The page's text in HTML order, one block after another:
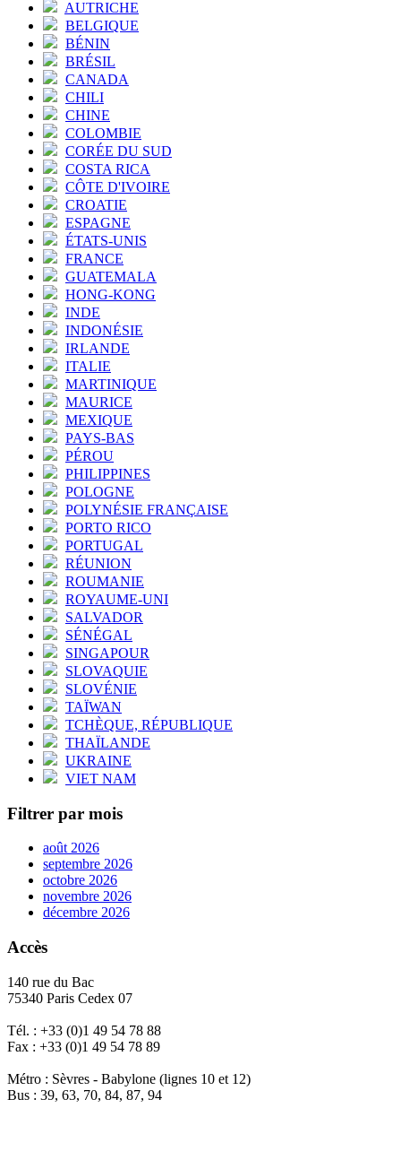
AUTRICHE
BELGIQUE
BÉNIN
BRÉSIL
CANADA
CHILI
CHINE
COLOMBIE
CORÉE DU SUD
COSTA RICA
CÔTE D'IVOIRE
CROATIE
ESPAGNE
ÉTATS-UNIS
FRANCE
GUATEMALA
HONG-KONG
INDE
INDONÉSIE
IRLANDE
ITALIE
MARTINIQUE
MAURICE
MEXIQUE
PAYS-BAS
PÉROU
PHILIPPINES
POLOGNE
POLYNÉSIE FRANÇAISE
PORTO RICO
PORTUGAL
RÉUNION
ROUMANIE
ROYAUME-UNI
SALVADOR
SÉNÉGAL
SINGAPOUR
SLOVAQUIE
SLOVÉNIE
TAÏWAN
TCHÈQUE, RÉPUBLIQUE
THAÏLANDE
UKRAINE
VIET NAM
Filtrer par mois
août 2026
septembre 2026
octobre 2026
novembre 2026
décembre 2026
Accès
140 rue du Bac
75340 Paris Cedex 07
Tél. : +33 (0)1 49 54 78 88
Fax : +33 (0)1 49 54 78 89
Métro : Sèvres - Babylone (lignes 10 et 12)
Bus : 39, 63, 70, 84, 87, 94